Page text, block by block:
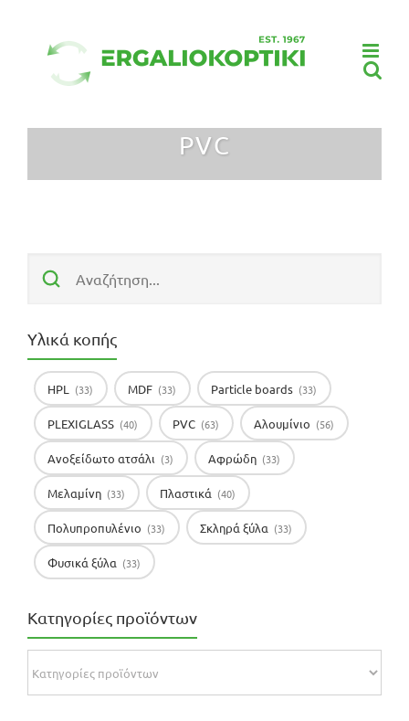
περιεχόμενο
PVC
Υλικά κοπής
HPL (33) MDF (33) Particle boards (33)
PLEXIGLASS (40) PVC (63) Αλουμίνιο (56)
Ανοξείδωτο ατσάλι (3) Αφρώδη (33)
Μελαμίνη (33) Πλαστικά (40)
Πολυπροπυλένιο (33) Σκληρά ξύλα (33)
Φυσικά ξύλα (33)
Κατηγορίες προϊόντων